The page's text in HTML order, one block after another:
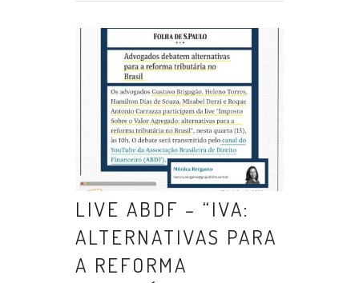
LIVE ABDF – “IVA:
ALTERNATIVAS PARA
A REFORMA